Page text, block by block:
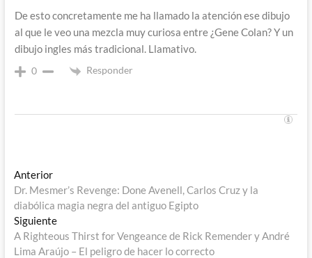
De esto concretamente me ha llamado la atención ese dibujo
al que le veo una mezcla muy curiosa entre ¿Gene Colan? Y un
dibujo ingles más tradicional. Llamativo.
0 Responder
Navegación
de
entradas
AnteriorEntrada
anterior:
Dr. Mesmer’s Revenge: Done Avenell, Carlos Cruz y la
diabólica magia negra del antiguo Egipto
SiguienteEntrada
siguiente:
A Righteous Thirst for Vengeance de Rick Remender y André
Lima Araújo – El peligro de hacer lo correcto